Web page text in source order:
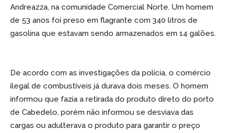
Andreazza, na comunidade Comercial Norte. Um homem
de 53 anos foi preso em flagrante com 340 litros de
gasolina que estavam sendo armazenados em 14 galões.
De acordo com as investigações da polícia, o comércio
ilegal de combustíveis já durava dois meses. O homem
informou que fazia a retirada do produto direto do porto
de Cabedelo, porém não informou se desviava das
cargas ou adulterava o produto para garantir o preço